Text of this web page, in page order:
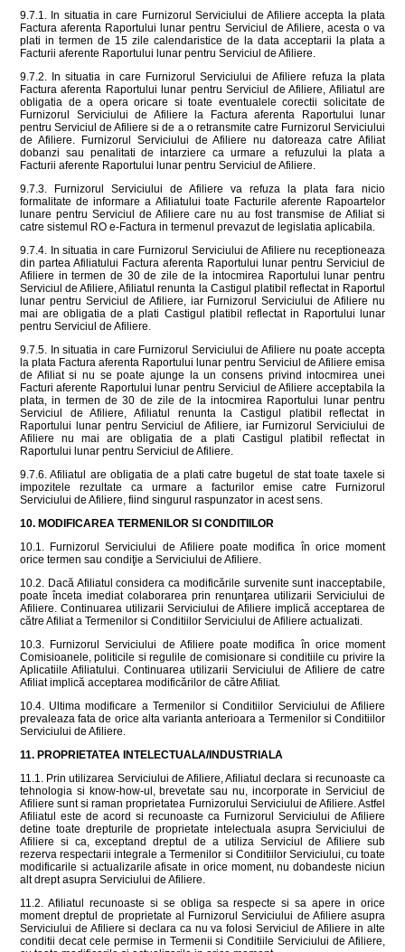
9.7.1. In situatia in care Furnizorul Serviciului de Afiliere accepta la plata
Factura aferenta Raportului lunar pentru Serviciul de Afiliere, acesta o va
plati in termen de 15 zile calendaristice de la data acceptarii la plata a
Facturii aferente Raportului lunar pentru Serviciul de Afiliere.
9.7.2. In situatia in care Furnizorul Serviciului de Afiliere refuza la plata
Factura aferenta Raportului lunar pentru Serviciul de Afiliere, Afiliatul are
obligatia de a opera oricare si toate eventualele corectii solicitate de
Furnizorul Serviciului de Afiliere la Factura aferenta Raportului lunar
pentru Serviciul de Afiliere si de a o retransmite catre Furnizorul Serviciului
de Afiliere. Furnizorul Serviciului de Afiliere nu datoreaza catre Afiliat
dobanzi sau penalitati de intarziere ca urmare a refuzului la plata a
Facturii aferente Raportului lunar pentru Serviciul de Afiliere.
9.7.3. Furnizorul Serviciului de Afiliere va refuza la plata fara nicio
formalitate de informare a Afiliatului toate Facturile aferente Rapoartelor
lunare pentru Serviciul de Afiliere care nu au fost transmise de Afiliat si
catre sistemul RO e-Factura in termenul prevazut de legislatia aplicabila.
9.7.4. In situatia in care Furnizorul Serviciului de Afiliere nu receptioneaza
din partea Afiliatului Factura aferenta Raportului lunar pentru Serviciul de
Afiliere in termen de 30 de zile de la intocmirea Raportului lunar pentru
Serviciul de Afiliere, Afiliatul renunta la Castigul platibil reflectat in Raportul
lunar pentru Serviciul de Afiliere, iar Furnizorul Serviciului de Afiliere nu
mai are obligatia de a plati Castigul platibil reflectat in Raportului lunar
pentru Serviciul de Afiliere.
9.7.5. In situatia in care Furnizorul Serviciului de Afiliere nu poate accepta
la plata Factura aferenta Raportului lunar pentru Serviciul de Afiliere emisa
de Afiliat si nu se poate ajunge la un consens privind intocmirea unei
Facturi aferente Raportului lunar pentru Serviciul de Afiliere acceptabila la
plata, in termen de 30 de zile de la intocmirea Raportului lunar pentru
Serviciul de Afiliere, Afiliatul renunta la Castigul platibil reflectat in
Raportului lunar pentru Serviciul de Afiliere, iar Furnizorul Serviciului de
Afiliere nu mai are obligatia de a plati Castigul platibil reflectat in
Raportului lunar pentru Serviciul de Afiliere.
9.7.6. Afiliatul are obligatia de a plati catre bugetul de stat toate taxele si
impozitele rezultate ca urmare a facturilor emise catre Furnizorul
Serviciului de Afiliere, fiind singurul raspunzator in acest sens.
10. MODIFICAREA TERMENILOR SI CONDITIILOR
10.1. Furnizorul Serviciului de Afiliere poate modifica în orice moment
orice termen sau condiţie a Serviciului de Afiliere.
10.2. Dacă Afiliatul considera ca modificările survenite sunt inacceptabile,
poate înceta imediat colaborarea prin renunţarea utilizarii Serviciului de
Afiliere. Continuarea utilizarii Serviciului de Afiliere implică acceptarea de
către Afiliat a Termenilor si Conditiilor Serviciului de Afiliere actualizati.
10.3. Furnizorul Serviciului de Afiliere poate modifica în orice moment
Comisioanele, politicile si regulile de comisionare si conditiile cu privire la
Aplicatiile Afiliatului. Continuarea utilizarii Serviciului de Afiliere de catre
Afiliat implică acceptarea modificărilor de către Afiliat.
10.4. Ultima modificare a Termenilor si Conditiilor Serviciului de Afiliere
prevaleaza fata de orice alta varianta anterioara a Termenilor si Conditiilor
Serviciului de Afiliere.
11. PROPRIETATEA INTELECTUALA/INDUSTRIALA
11.1. Prin utilizarea Serviciului de Afiliere, Afiliatul declara si recunoaste ca
tehnologia si know-how-ul, brevetate sau nu, incorporate in Serviciul de
Afiliere sunt si raman proprietatea Furnizorului Serviciului de Afiliere. Astfel
Afiliatul este de acord si recunoaste ca Furnizorul Serviciului de Afiliere
detine toate drepturile de proprietate intelectuala asupra Serviciului de
Afiliere si ca, exceptand dreptul de a utiliza Serviciul de Afiliere sub
rezerva respectarii integrale a Termenilor si Conditiilor Serviciului, cu toate
modificarile si actualizarile afisate in orice moment, nu dobandeste niciun
alt drept asupra Serviciului de Afiliere.
11.2. Afiliatul recunoaste si se obliga sa respecte si sa apere in orice
moment dreptul de proprietate al Furnizorul Serviciului de Afiliere asupra
Serviciului de Afiliere si declara ca nu va folosi Serviciul de Afiliere in alte
conditii decat cele permise in Termenii si Conditiile Serviciului de Afiliere,